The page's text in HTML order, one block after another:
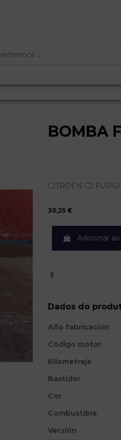
BOMBA
CITROEN C2
30,25 €
Adicionar
Dados do
Año fabricación
Código motor
Kilometraje
Bastidor
Cor
Combustible
Versión